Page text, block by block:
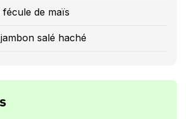
fécule de maïs
salé haché